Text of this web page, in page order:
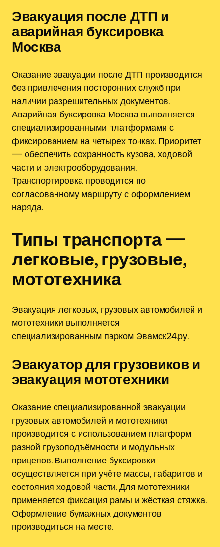
Эвакуация после ДТП и
аварийная буксировка
Москва
Оказание эвакуации после ДТП производится
без привлечения посторонних служб при
наличии разрешительных документов.
Аварийная буксировка Москва выполняется
специализированными платформами с
фиксированием на четырех точках. Приоритет
— обеспечить сохранность кузова, ходовой
части и электрооборудования.
Транспортировка проводится по
согласованному маршруту с оформлением
наряда.
Типы транспорта —
легковые, грузовые,
мототехника
Эвакуация легковых, грузовых автомобилей и
мототехники выполняется
специализированным парком Эвамск24.ру.
Эвакуатор для грузовиков и
эвакуация мототехники
Оказание специализированной эвакуации
грузовых автомобилей и мототехники
производится с использованием платформ
разной грузоподъёмности и модульных
прицепов. Выполнение буксировки
осуществляется при учёте массы, габаритов и
состояния ходовой части. Для мототехники
применяется фиксация рамы и жёсткая стяжка.
Оформление бумажных документов
производиться на месте.